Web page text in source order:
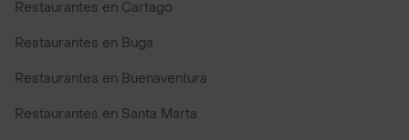
Restaurantes en Cartago
Restaurantes en Buga
Restaurantes en Buenaventura
Restaurantes en Santa Marta